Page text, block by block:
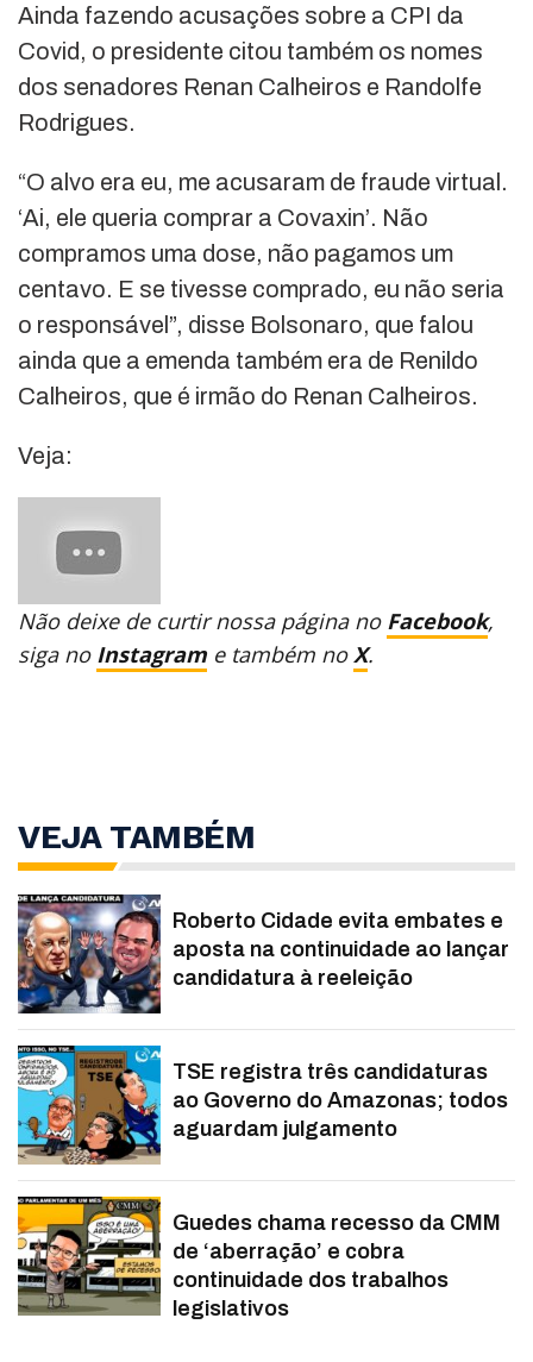
Ainda fazendo acusações sobre a CPI da
Covid, o presidente citou também os nomes
dos senadores Renan Calheiros e Randolfe
Rodrigues.
“O alvo era eu, me acusaram de fraude virtual.
‘Ai, ele queria comprar a Covaxin’. Não
compramos uma dose, não pagamos um
centavo. E se tivesse comprado, eu não seria
o responsável”, disse Bolsonaro, que falou
ainda que a emenda também era de Renildo
Calheiros, que é irmão do Renan Calheiros.
Veja:
Não deixe de curtir nossa página no Facebook,
siga no Instagram e também noX.
VEJA TAMBÉM
Roberto Cidade evita embates e
aposta na continuidade ao lançar
candidatura à reeleição
TSE registra três candidaturas
ao Governo do Amazonas; todos
aguardam julgamento
Guedes chama recesso da CMM
de ‘aberração’ e cobra
continuidade dos trabalhos
legislativos